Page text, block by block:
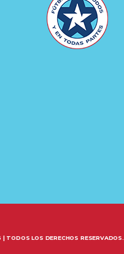
TODOS LOS DERECHOS RESERVADOS.